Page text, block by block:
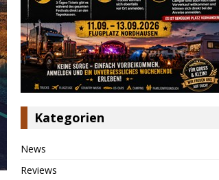
Kategorien
News
Reviews